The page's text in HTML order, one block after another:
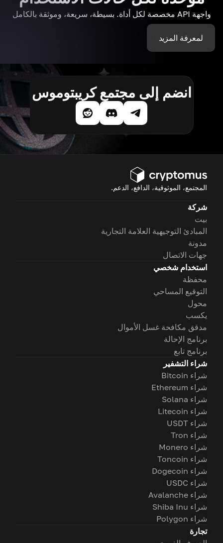
واجهة API مخصصة لكل أداة. بسيطة، سريعة، وموثقة بالكامل
لمعرفة المزيد
انضم إلى مجتمع كريبتوموس
المجتمع، الموثوقية، الدافع، الدعم.
شركة
بيت
المبادئ التوجيهية العلامة التجارية
مدونة
جهات الاتصال
استخدام شخصي
محفظة
التوقيع المساحي
محول
يكسب
مدقق مكافحة غسل الأموال
برنامج الإحالة
برنامج تابع
شراء التشفير
شراء Bitcoin
شراء Ethereum
شراء Solana
شراء Litecoin
شراء USDT
شراء Tron
شراء Monero
شراء Toncoin
شراء Dogecoin
شراء USDC
شراء Avalanche
شراء Shiba Inu
شراء Polygon
تجارة